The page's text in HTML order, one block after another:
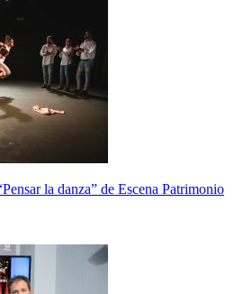
la danza” de Escena Patrimonio